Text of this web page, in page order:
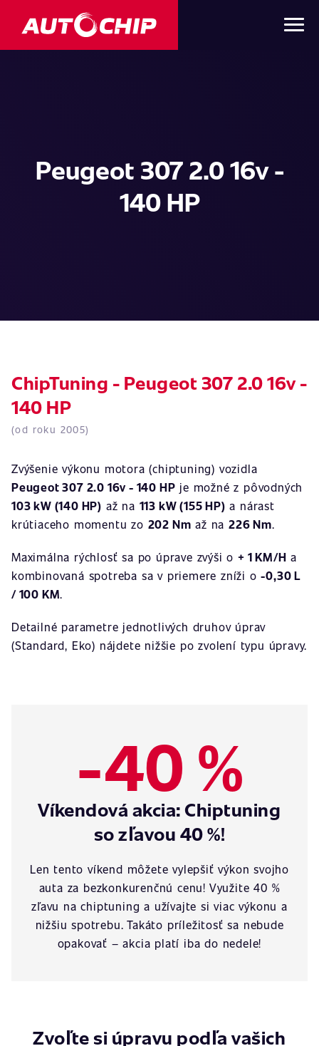
Peugeot 307 2.0 16v -
140 HP
ChipTuning - Peugeot 307 2.0 16v -
140 HP
(od roku 2005)
Zvýšenie výkonu motora (chiptuning) vozidla
Peugeot 307 2.0 16v - 140 HP je možné z pôvodných
103 kW (140 HP) až na 113 kW (155 HP) a nárast
krútiaceho momentu zo 202 Nm až na226 Nm.
Maximálna rýchlosť sa po úprave zvýši o + 1 KM/H a
kombinovaná spotreba sa v priemere zníži o-0,30 L
/ 100 KM.
Detailné parametre jednotlivých druhov úprav
(Standard, Eko) nájdete nižšie po zvolení typu úpravy.
-40 %
Víkendová akcia: Chiptuning
so zľavou 40 %!
Len tento víkend môžete vylepšiť výkon svojho
auta za bezkonkurenčnú cenu! Využite 40 %
zľavu na chiptuning a užívajte si viac výkonu a
nižšiu spotrebu. Takáto príležitosť sa nebude
opakovať – akcia platí iba do nedele!
Zvoľte si úpravu podľa vašich